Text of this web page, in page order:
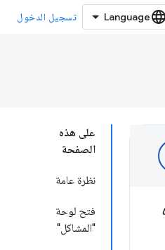
تسجيل الدخول
على هذه
الصفحة
نظرة عامة
فتح لوحة
"المشاكل"